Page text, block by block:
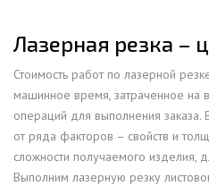
Лазерная резка –
Стоимость работ по лазерной
машинное время, затраченное
операций для выполнения
от ряда факторов – свойств и
сложности получаемого изделия,
Выполним лазерную резку